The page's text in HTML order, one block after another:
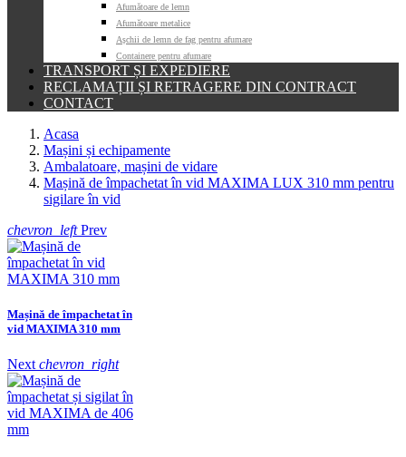
Afumătoare de lemn
Afumătoare metalice
Așchii de lemn de fag pentru afumare
Containere pentru afumare
TRANSPORT ȘI EXPEDIERE
RECLAMAȚII ȘI RETRAGERE DIN CONTRACT
CONTACT
Acasa
Mașini și echipamente
Ambalatoare, mașini de vidare
Mașină de împachetat în vid MAXIMA LUX 310 mm pentru
sigilare în vid
chevron_leftPrev
Mașină de împachetat în
vid MAXIMA 310 mm
Next chevron_right